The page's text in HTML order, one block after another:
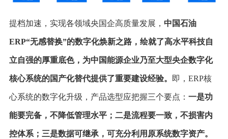
提档加速，实现各领域央国企高质量发展， 中国石油
ERP“无感替换”的数字化焕新之路，绘就了高水平科技自
立自强的厚重底色，为中国能源企业乃至大型央企数字化
核心系统的国产化替代提供了重要建设经验。 即，ERP核
心系统的数字化升级，产品选型应把握三个要点： 一是功
能要完备，不降低管理水平；二是流程要一致，不损害内
控体系；三是数据可继承，可充分利用原系统数字资产。